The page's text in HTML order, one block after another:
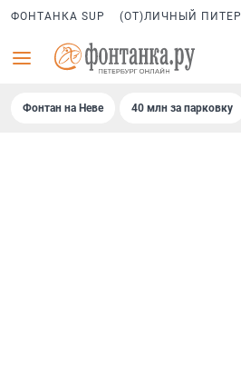
ФОНТАНКА SUP (ОТ)ЛИЧНЫЙ ПИТЕР
Фонтан на Неве 40 млн за парковку